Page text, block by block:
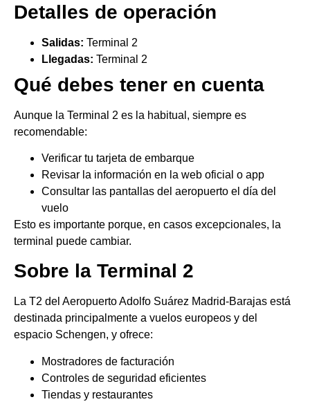
Detalles de operación
Salidas: Terminal 2
Llegadas: Terminal 2
Qué debes tener en cuenta
Aunque la Terminal 2 es la habitual, siempre es
recomendable:
Verificar tu tarjeta de embarque
Revisar la información en la web oficial o app
Consultar las pantallas del aeropuerto el día del
vuelo
Esto es importante porque, en casos excepcionales, la
terminal puede cambiar.
Sobre la Terminal 2
La T2 del Aeropuerto Adolfo Suárez Madrid-Barajas está
destinada principalmente a vuelos europeos y del
espacio Schengen, y ofrece:
Mostradores de facturación
Controles de seguridad eficientes
Tiendas y restaurantes